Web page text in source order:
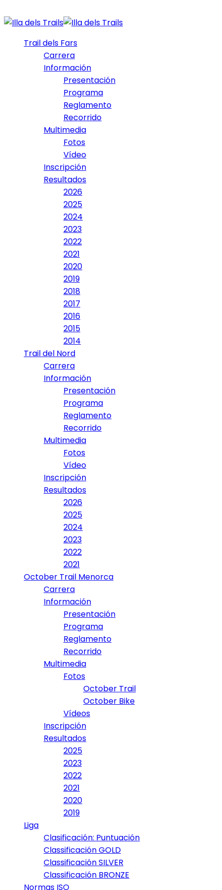
Trail dels Fars
Carrera
Información
Presentación
Programa
Reglamento
Recorrido
Multimedia
Fotos
Vídeo
Inscripción
Resultados
2026
2025
2024
2023
2022
2021
2020
2019
2018
2017
2016
2015
2014
Trail del Nord
Carrera
Información
Presentación
Programa
Reglamento
Recorrido
Multimedia
Fotos
Vídeo
Inscripción
Resultados
2026
2025
2024
2023
2022
2021
October Trail Menorca
Carrera
Información
Presentación
Programa
Reglamento
Recorrido
Multimedia
Fotos
October Trail
October Bike
Vídeos
Inscripción
Resultados
2025
2023
2022
2021
2020
2019
Liga
Clasificación: Puntuación
Classificación GOLD
Classificación SILVER
Classificación BRONZE
Normas ISO